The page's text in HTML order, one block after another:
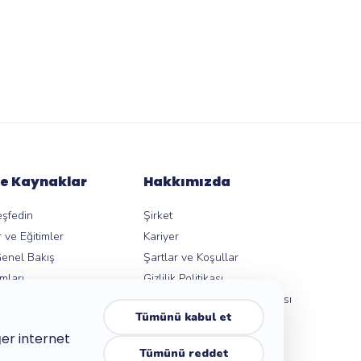
internet
Tümünü kabul et
Tümünü reddet
Kaynaklar
Eğitimler
Bakış
Hakkımızda
Şirket
Kariyer
Şartlar ve Koşullar
Gizlilik Politikası
Çocuk Dostu Gizlilik Politikası
Güven Merkezi
Erişilebilirlik